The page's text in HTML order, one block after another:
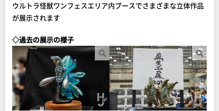
ウルトラ怪獣ワンフェスエリア内ブースでさまざまな立体作品
が展示されます
◇過去の展示の様子